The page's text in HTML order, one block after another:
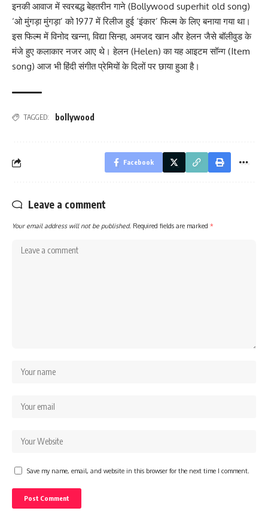
इनकी आवाज में स्वरबद्ध बेहतरीन गाने (Bollywood superhit old song)
‘ओ मुंगड़ा मुंगड़ा’ को 1977 में रिलीज हुई ‘इंकार’ फिल्म के लिए बनाया गया था।
इस फिल्म में विनोद खन्ना, विद्या सिन्हा, अमजद खान और हेलन जैसे बॉलीवुड के
मंजे हुए कलाकार नजर आए थे। हेलन (Helen) का यह आइटम सॉन्ग (Item
song) आज भी हिंदी संगीत प्रेमियों के दिलों पर छाया हुआ है।
TAGGED: bollywood
Facebook
Leave a comment
Your email address will not be published. Required fields are marked *
Save my name, email, and website in this browser for the next time I comment.